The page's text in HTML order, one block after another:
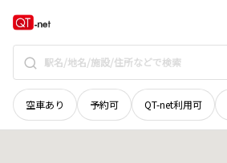
空車あり 予約可 QT-net利用可
鳥取県